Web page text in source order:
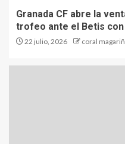
Granada CF abre la
trofeo ante el Betis
22 julio, 2026 coral